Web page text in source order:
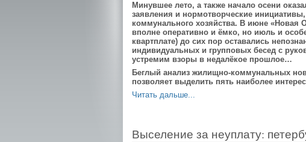
Минувшее лето, а также начало осени
заявления и нормотворческие
коммунального хозяйства. В июне «Новая
вполне оперативно и ёмко, но июль и
квартплате) до сих пор оставались
индивидуальных и групповых бесед с
устремим взоры в недалёкое прошлое…
Беглый анализ жилищно-коммунальных
позволяет выделить пять наиболее
Читать дальше...
Выселение за неуплату: